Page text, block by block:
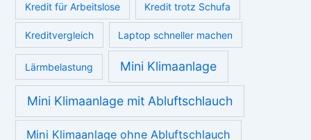
Kredit für Arbeitslose Kredit trotz Schufa
Kreditvergleich Laptop schneller machen
Lärmbelastung Mini Klimaanlage
Mini Klimaanlage mit Abluftschlauch
Mini Klimaanlage ohne Abluftschlauch